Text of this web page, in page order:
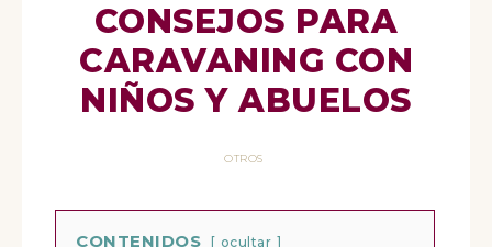
CONSEJOS PARA
CARAVANING CON
NIÑOS Y ABUELOS
OTROS
CONTENIDOS ocultar